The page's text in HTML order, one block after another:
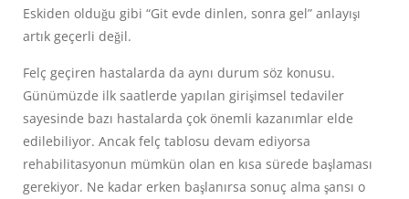
Eskiden olduğu gibi “Git evde dinlen, sonra gel” anlayışı
artık geçerli değil.
Felç geçiren hastalarda da aynı durum söz konusu.
Günümüzde ilk saatlerde yapılan girişimsel tedaviler
sayesinde bazı hastalarda çok önemli kazanımlar elde
edilebiliyor. Ancak felç tablosu devam ediyorsa
rehabilitasyonun mümkün olan en kısa sürede başlaması
gerekiyor. Ne kadar erken başlanırsa sonuç alma şansı o